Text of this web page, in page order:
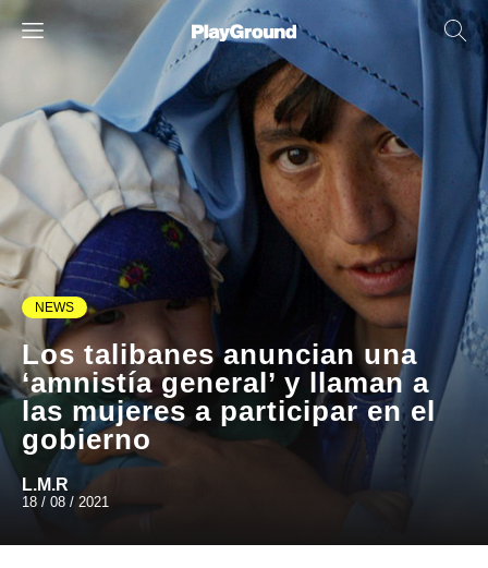
NEWS
Los talibanes anuncian una
‘amnistía general’ y llaman a
las mujeres a participar en el
gobierno
L.M.R
18 / 08 / 2021